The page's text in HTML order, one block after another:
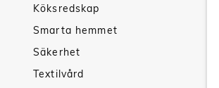
Köksredskap
Smarta hemmet
Säkerhet
Textilvård